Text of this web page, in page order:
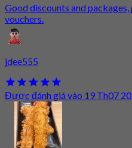
Good discounts and
vouchers.
jdee555
Được đánh giá vào 19 Th07